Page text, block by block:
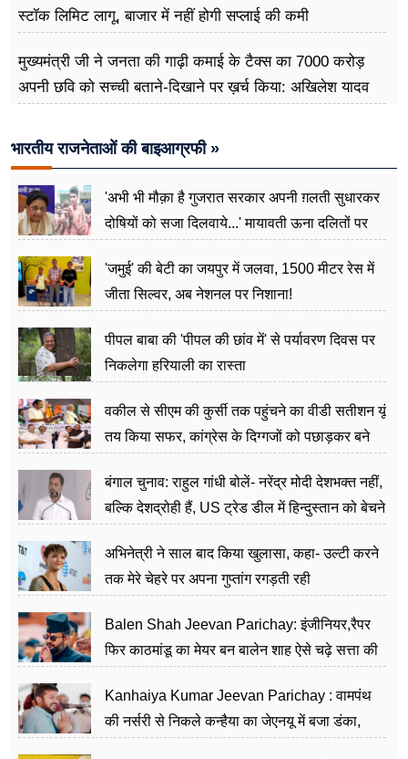
स्टॉक लिमिट लागू, बाजार में नहीं होगी सप्लाई की कमी
मुख्यमंत्री जी ने जनता की गाढ़ी कमाई के टैक्स का 7000 करोड़
अपनी छवि को सच्ची बताने-दिखाने पर ख़र्च किया: अखिलेश यादव
भारतीय राजनेताओं की बाइआग्रफी »
'अभी भी मौक़ा है गुजरात सरकार अपनी ग़लती सुधारकर
दोषियों को सजा दिलवाये...' मायावती ऊना दलितों पर
'जमुई' की बेटी का जयपुर में जलवा, 1500 मीटर रेस में
जीता सिल्वर, अब नेशनल पर निशाना!
पीपल बाबा की 'पीपल की छांव में' से पर्यावरण दिवस पर
निकलेगा हरियाली का रास्ता
वकील से सीएम की कुर्सी तक पहुंचने का वीडी सतीशन यूं
तय किया सफर, कांग्रेस के दिग्गजों को पछाड़कर बने
बंगाल चुनाव: राहुल गांधी बोलें- नरेंद्र मोदी देशभक्त नहीं,
बल्कि देशद्रोही हैं, US ट्रेड डील में हिन्दुस्तान को बेचने
अभिनेत्री ने साल बाद किया खुलासा, कहा- उल्टी करने
तक मेरे चेहरे पर अपना गुप्तांग रगड़ती रही
Balen Shah Jeevan Parichay: इंजीनियर,रैपर
फिर काठमांडू का मेयर बन बालेन शाह ऐसे चढ़े सत्ता की
Kanhaiya Kumar Jeevan Parichay : वामपंथ
की नर्सरी से निकले कन्हैया का जेएनयू में बजा डंका,